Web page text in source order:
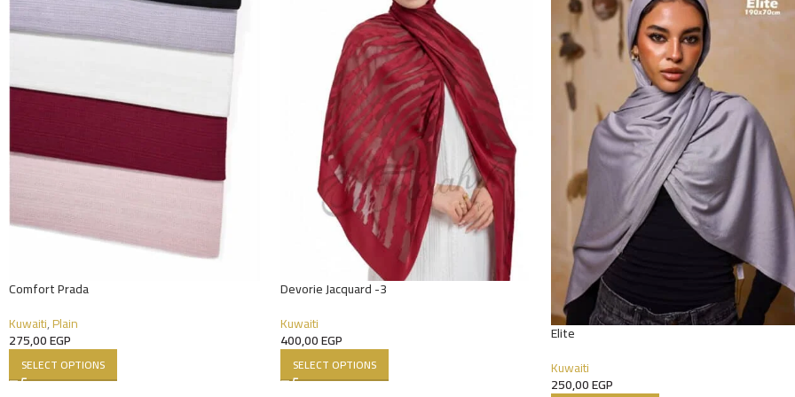
Comfort Prada
Kuwaiti,Plain
275,00EGP
SELECT OPTIONS
Devorie Jacquard -3
Kuwaiti
400,00EGP
SELECT OPTIONS
Elite
Kuwaiti
250,00EGP